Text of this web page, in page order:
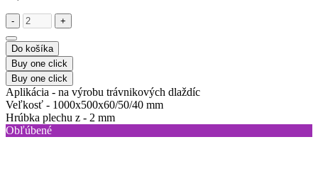
- +
Do košíka
Buy one click
Buy one click
Aplikácia - na výrobu trávnikových dlaždíc
Veľkosť - 1000х500х60/50/40 mm
Hrúbka plechu z - 2 mm
Obľúbené